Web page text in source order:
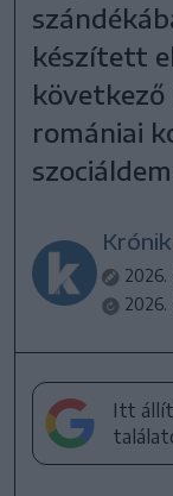
készített
következő
romániai
2026.
2026.
Itt